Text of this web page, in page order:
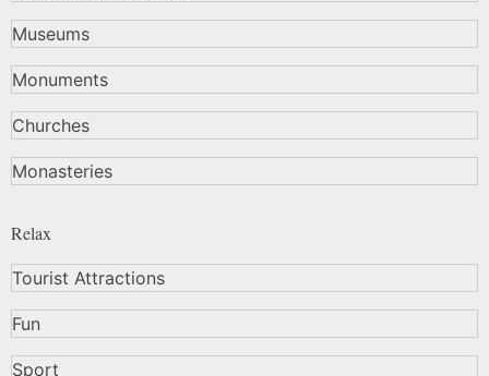
Museums
Monuments
Churches
Monasteries
Relax
Tourist Attractions
Fun
Sport